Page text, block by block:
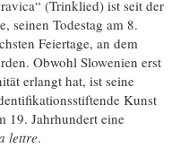
(Trinklied) ist seit der
seinen Todestag am 8.
Feiertage, an dem
Obwohl Slowenien erst
erlangt hat, ist seine
Kunst
19. Jahrhundert eine
lettre.